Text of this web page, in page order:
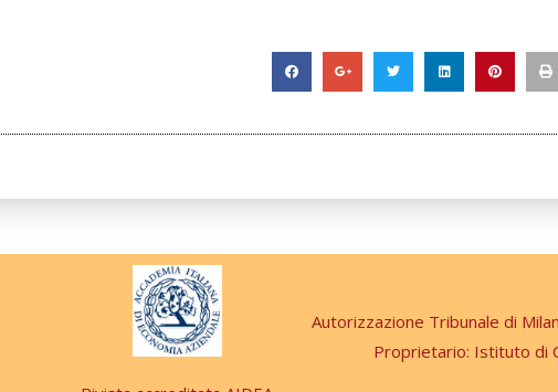
Autorizzazione Tribunale di
Proprietario: Istituto di